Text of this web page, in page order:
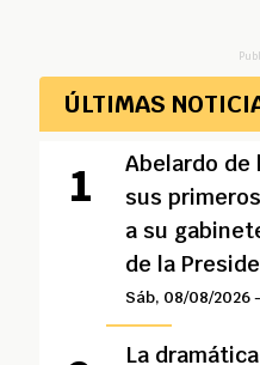
ÚLTIMAS
Abelardo de
sus
a su
de la
Sáb, 08/08/2026
La